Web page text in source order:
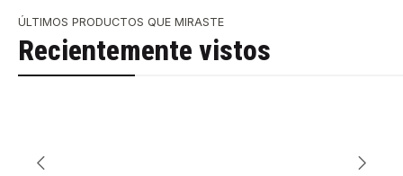
ÚLTIMOS PRODUCTOS QUE MIRASTE
Recientemente vistos